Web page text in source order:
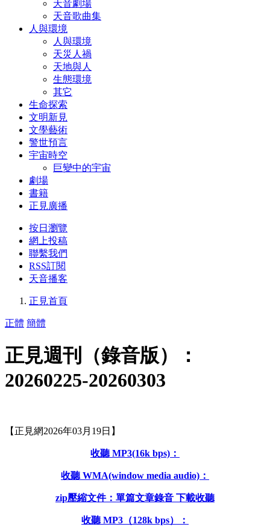
天音劇場
天音歌曲集
人與環境
人與環境
天災人禍
天地與人
生態環境
其它
生命探索
文明新見
文學藝術
警世預言
宇宙時空
巨變中的宇宙
劇場
書籍
正見廣播
按日瀏覽
網上投稿
聯繫我們
RSS訂閱
天音播客
正見首頁
正體 簡體
正見週刊（錄音版）：
20260225-20260303
【正見網2026年03月19日】
收聽 MP3(16k bps)：
收聽 WMA(window media audio)：
zip壓縮文件：單篇文章錄音 下載收聽
收聽 MP3（128k bps）：